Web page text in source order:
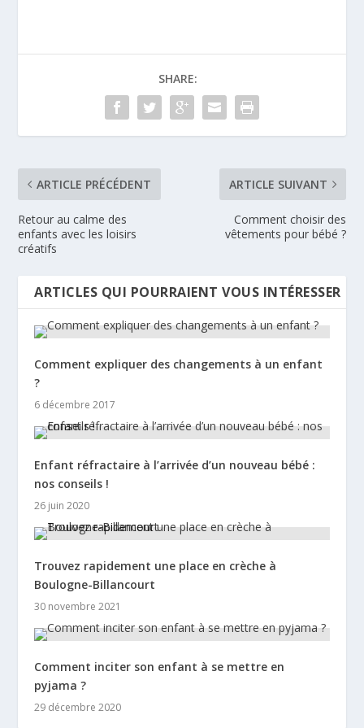
SHARE:
ARTICLE PRÉCÉDENT
Retour au calme des
enfants avec les loisirs
créatifs
ARTICLE SUIVANT
Comment choisir des
vêtements pour bébé ?
ARTICLES QUI POURRAIENT VOUS INTÉRESSER
Comment expliquer des changements à un enfant
?
6 décembre 2017
Enfant réfractaire à l’arrivée d’un nouveau bébé :
nos conseils !
26 juin 2020
Trouvez rapidement une place en crèche à
Boulogne-Billancourt
30 novembre 2021
Comment inciter son enfant à se mettre en
pyjama ?
29 décembre 2020